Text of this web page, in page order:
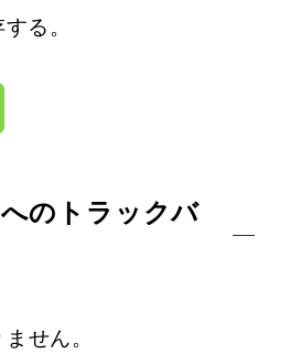
る。
のトラックバ
せん。